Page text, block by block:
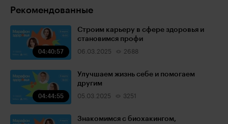
Рекомендованные
04:40:57
Строим карьеру в сфере здоровья и
становимся профи
06.03.2025 2688
04:44:55
Улучшаем жизнь себе и помогаем
другим
05.03.2025 3251
Знакомимся с биохакингом,